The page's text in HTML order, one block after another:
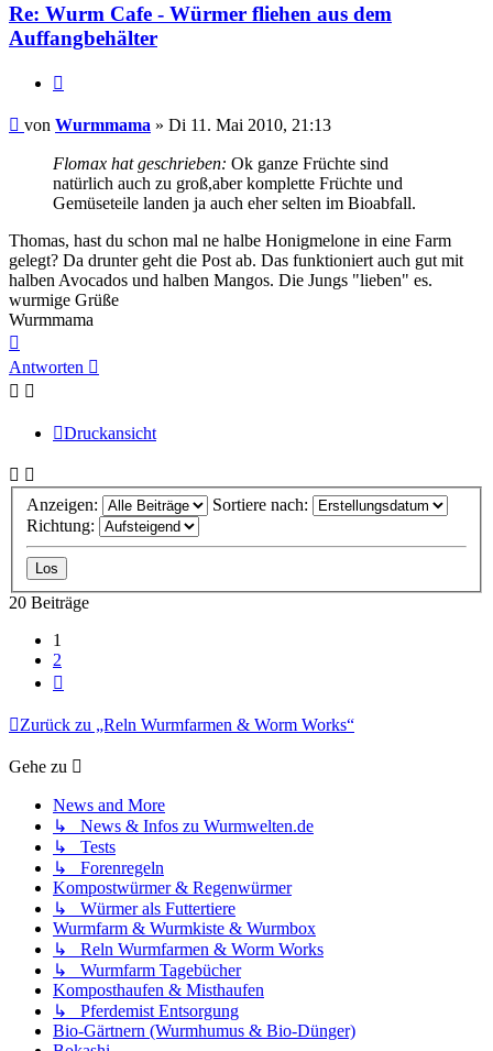
Re: Wurm Cafe - Würmer fliehen aus dem
Auffangbehälter
Beitrag
von Wurmmama » Di 11. Mai 2010, 21:13
Flomax hat geschrieben: Ok ganze Früchte sind
natürlich auch zu groß,aber komplette Früchte und
Gemüseteile landen ja auch eher selten im Bioabfall.
Thomas, hast du schon mal ne halbe Honigmelone in eine Farm
gelegt? Da drunter geht die Post ab. Das funktioniert auch gut mit
halben Avocados und halben Mangos. Die Jungs "lieben" es.
wurmige Grüße
Wurmmama
oben
Antworten
Druckansicht
Anzeigen:
Sortiere nach:
Richtung:
20 Beiträge
1
2
Zurück zu „Reln Wurmfarmen & Worm Works“
Gehe zu
News and More
↳ News & Infos zu Wurmwelten.de
↳ Tests
↳ Forenregeln
Kompostwürmer & Regenwürmer
↳ Würmer als Futtertiere
Wurmfarm & Wurmkiste & Wurmbox
↳ Reln Wurmfarmen & Worm Works
↳ Wurmfarm Tagebücher
Komposthaufen & Misthaufen
↳ Pferdemist Entsorgung
Bio-Gärtnern (Wurmhumus & Bio-Dünger)